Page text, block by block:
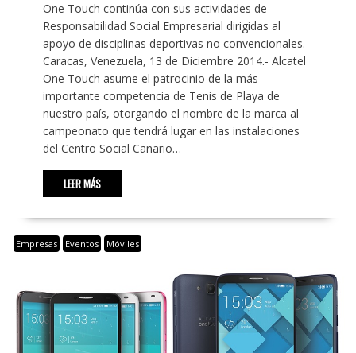
One Touch continúa con sus actividades de
Responsabilidad Social Empresarial dirigidas al
apoyo de disciplinas deportivas no convencionales.
Caracas, Venezuela, 13 de Diciembre 2014.- Alcatel
One Touch asume el patrocinio de la más
importante competencia de Tenis de Playa de
nuestro país, otorgando el nombre de la marca al
campeonato que tendrá lugar en las instalaciones
del Centro Social Canario…
LEER MÁS
Empresas Eventos Móviles